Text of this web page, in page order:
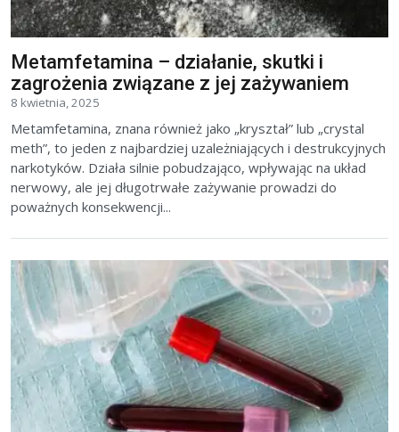
Metamfetamina – działanie, skutki i
zagrożenia związane z jej zażywaniem
8 kwietnia, 2025
Metamfetamina, znana również jako „kryształ” lub „crystal
meth”, to jeden z najbardziej uzależniających i destrukcyjnych
narkotyków. Działa silnie pobudzająco, wpływając na układ
nerwowy, ale jej długotrwałe zażywanie prowadzi do
poważnych konsekwencji...